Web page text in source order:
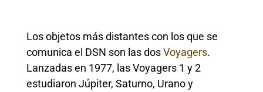
Los objetos más distantes con los que se
comunica el DSN son las dosVoyagers.
Lanzadas en 1977, las Voyagers 1 y 2
estudiaron Júpiter, Saturno, Urano y